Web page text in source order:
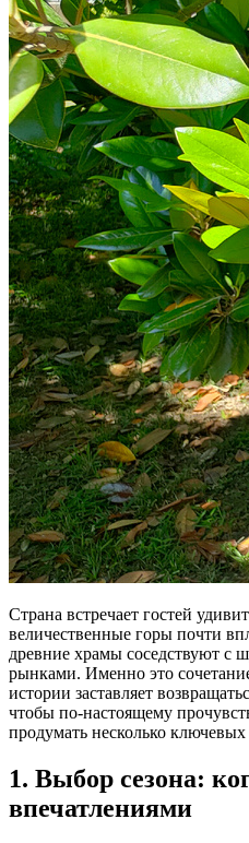
Страна встречает гостей
величественные горы почти
древние храмы соседствуют
рынками. Именно это
истории заставляет
чтобы по-настоящему
продумать несколько
1. Выбор сезона:
впечатлениями